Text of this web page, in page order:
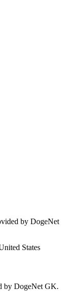
by DogeNet
States
by DogeNet GK.